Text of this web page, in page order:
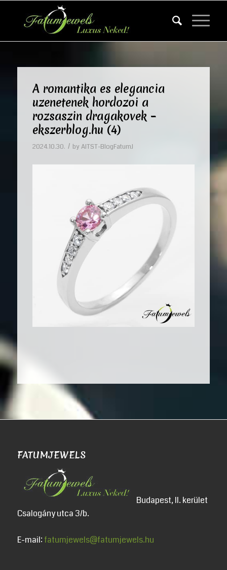
A romantika es elegancia
uzenetenek hordozoi a
rozsaszin dragakovek –
ekszerblog.hu (4)
2024.10.30. / by AITST-BlogFatumJ
FATUMJEWELS
Budapest, II. kerület
Csalogány utca 3/b.
E-mail: fatumjewels@fatumjewels.hu